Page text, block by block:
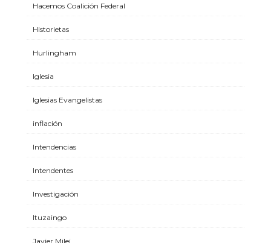
Hacemos Coalición Federal
Historietas
Hurlingham
Iglesia
Iglesias Evangelistas
inflación
Intendencias
Intendentes
Investigación
Ituzaingo
Javier Milei